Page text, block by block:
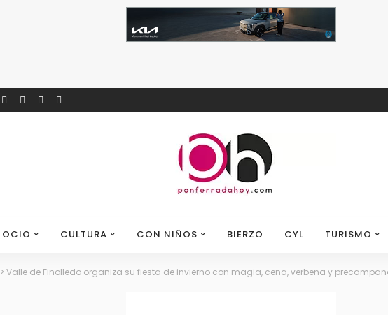
OCIO CULTURA CON NIÑOS BIERZO CYL TURISMO
> Valle de Finolledo organiza su fiesta de invierno con magia, cena, verbena y